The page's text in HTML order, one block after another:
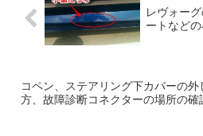
レヴォー
ートなど
コペン、ステアリング下カバーの外
方、故障診断コネクターの場所の確